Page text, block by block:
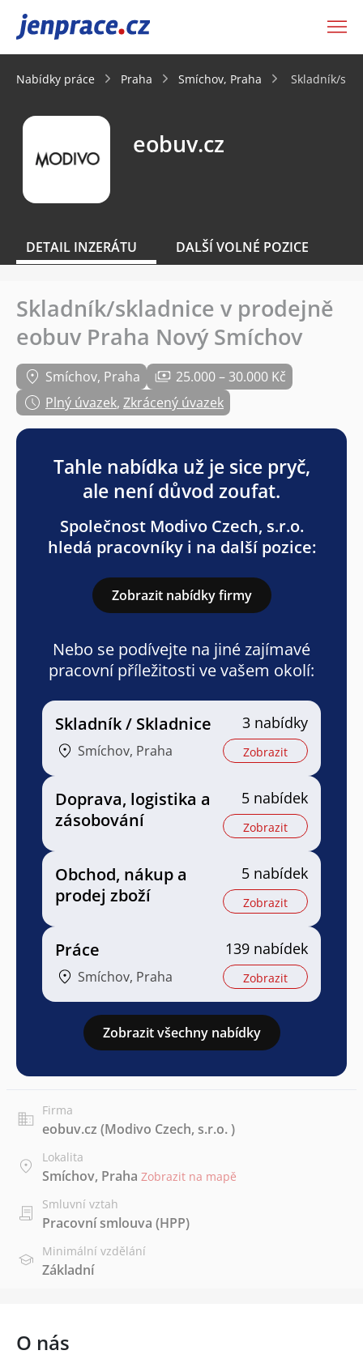
JenPráce.cz
Nabídky práce Praha Smíchov, Praha Skladník/
eobuv.cz
DETAIL INZERÁTU DALŠÍ VOLNÉ POZICE
Skladník/skladnice v prodejně
eobuv Praha Nový Smíchov
Smíchov, Praha
25.000 – 30.000 Kč
Plný úvazek, Zkrácený úvazek
Tahle nabídka už je sice pryč,
ale není důvod zoufat.
Společnost Modivo Czech, s.r.o.
hledá pracovníky i na další pozice:
Zobrazit nabídky firmy
Nebo se podívejte na jiné zajímavé
pracovní příležitosti ve vašem okolí:
Skladník / Skladnice
Smíchov, Praha
3 nabídky
Zobrazit
Doprava, logistika a
zásobování
5 nabídek
Zobrazit
Obchod, nákup a
prodej zboží
5 nabídek
Zobrazit
Práce
Smíchov, Praha
139 nabídek
Zobrazit
Zobrazit všechny nabídky
Firma
eobuv.cz (Modivo Czech, s.r.o. )
Lokalita
Smíchov, Praha Zobrazit na mapě
Smluvní vztah
Pracovní smlouva (HPP)
Minimální vzdělání
Základní
O nás